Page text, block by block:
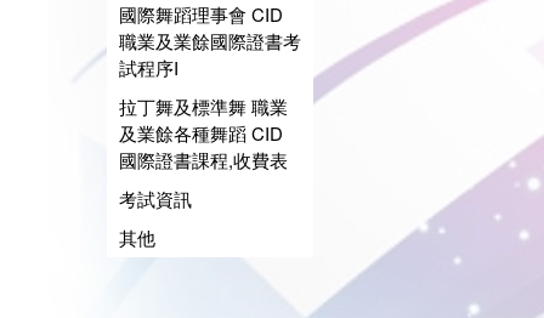
國際舞蹈理事會 CID
職業及業餘國際證書考
試程序I
拉丁舞及標準舞 職業
及業餘各種舞蹈 CID
國際證書課程,收費表
考試資訊
其他